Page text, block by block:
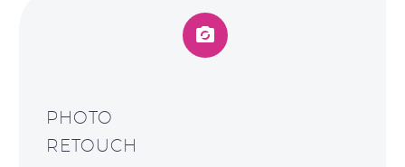


PHOTO
RETOUCH